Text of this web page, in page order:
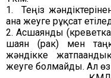
1. Теңіз
ғана жеуге рұқсат
2. Асшаянды
шаян (рак) мен
жәндікке
жеуге болмайды. Ал